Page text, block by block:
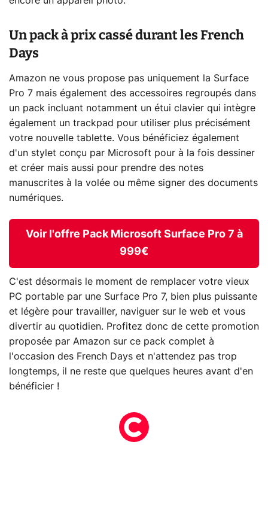
Un pack à prix cassé durant les French
Days
Amazon ne vous propose pas uniquement la Surface
Pro 7 mais également des accessoires regroupés dans
un pack incluant notamment un étui clavier qui intègre
également un trackpad pour utiliser plus précisément
votre nouvelle tablette. Vous bénéficiez également
d'un stylet conçu par Microsoft pour à la fois dessiner
et créer mais aussi pour prendre des notes
manuscrites à la volée ou même signer des documents
numériques.
Voir l'offre Pack Microsoft Surface Pro 7 à
999€
C'est désormais le moment de remplacer votre vieux
PC portable par une Surface Pro 7, bien plus puissante
et légère pour travailler, naviguer sur le web et vous
divertir au quotidien. Profitez donc de cette promotion
proposée par Amazon sur ce pack complet à
l'occasion des French Days et n'attendez pas trop
longtemps, il ne reste que quelques heures avant d'en
bénéficier !